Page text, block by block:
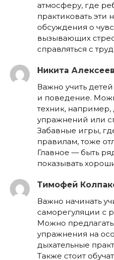
атмосферу, где
практиковать эти
обсуждения о
вызывающих
справляться с
Никита Алексеев
Важно учить
и поведение.
техник, например,
упражнений или
Забавные игры,
правилам, тоже
Главное — быть
показывать
Тимофей
Важно начинать
саморегуляции с
Можно
упражнения на
дыхательные
Также стоит